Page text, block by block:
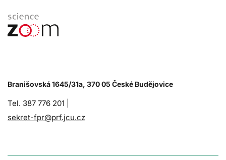
Branišovská 1645/31a, 370 05 České Budějovice
Tel. 387 776 201 |
sekret-fpr@prf.jcu.cz